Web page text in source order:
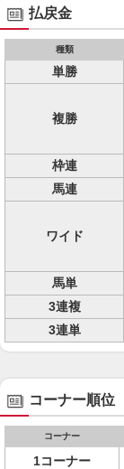
払戻金
種類
単勝
複勝
枠連
馬連
ワイド
馬単
3連複
3連単
コーナー順位
コーナー
1コーナー